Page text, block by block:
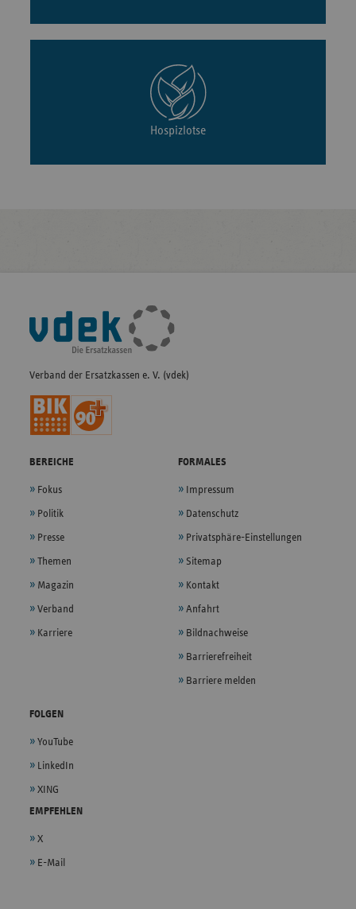
Hospizlotse
Fußleisten-
Navigation
Verband der Ersatzkassen e. V. (vdek)
BEREICHE
Fokus
Politik
Presse
Themen
Magazin
Verband
Karriere
FORMALES
Impressum
Datenschutz
Privatsphäre-Einstellungen
Sitemap
Kontakt
Anfahrt
Bildnachweise
Barrierefreiheit
Barriere melden
FOLGEN
YouTube
LinkedIn
XING
EMPFEHLEN
X
E-Mail